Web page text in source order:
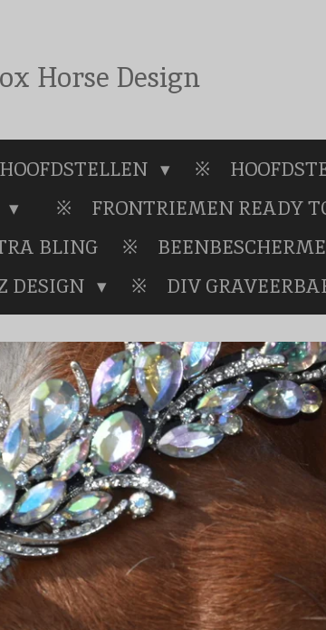
Horse Design
FRONTRIEMEN READY
BLING
DESIGN DIV